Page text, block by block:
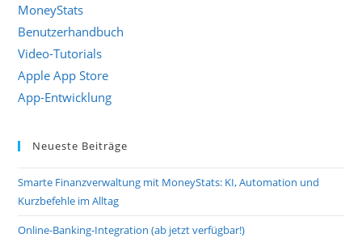
MoneyStats
Benutzerhandbuch
Video-Tutorials
Apple App Store
App-Entwicklung
Neueste Beiträge
Smarte Finanzverwaltung mit MoneyStats: KI, Automation und
Kurzbefehle im Alltag
Online-Banking-Integration (ab jetzt verfügbar!)